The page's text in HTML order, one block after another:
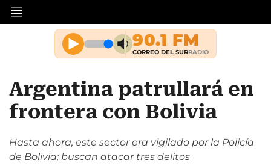
Argentina patrullará en
frontera con Bolivia
Hasta ahora, este sector era vigilado por la Policía
de Bolivia; buscan atacar tres delitos